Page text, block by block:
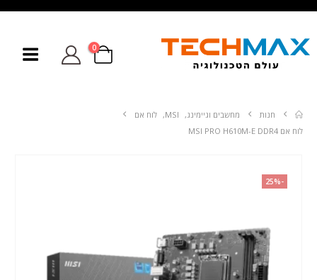
0
חנות מחשבים וגיימינג,
MSI
,
לוח אם
לוח אם MSI PRO H610M-E DDR4
-25%